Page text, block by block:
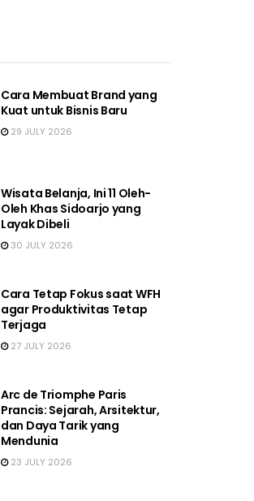
Cara Membuat Brand yang
Kuat untuk Bisnis Baru
29 JULY 2026
Wisata Belanja, Ini 11 Oleh-
Oleh Khas Sidoarjo yang
Layak Dibeli
30 JULY 2026
Cara Tetap Fokus saat WFH
agar Produktivitas Tetap
Terjaga
27 JULY 2026
Arc de Triomphe Paris
Prancis: Sejarah, Arsitektur,
dan Daya Tarik yang
Mendunia
23 JULY 2026